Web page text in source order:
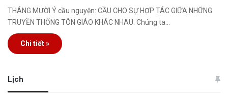
THÁNG MƯỜI Ý cầu nguyện: CẦU CHO SỰ HỢP TÁC GIỮA NHỮNG
TRUYỀN THỐNG TÔN GIÁO KHÁC NHAU: Chúng ta…
Chi tiết »
Lịch